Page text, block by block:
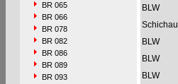
BR 065
BR 066
BR 078
BR 082
BR 086
BR 089
BR 093
BLW
Schichau
BLW
BLW
BLW